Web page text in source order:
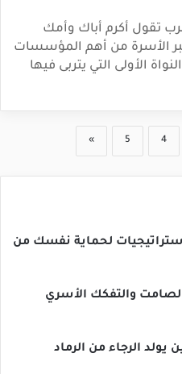
تقول أكرم أباك وأمك
الأسرة من أهم المؤسسات
الأولى التي يتربى فيها
4
5
»
لحماية نفسك من
الصامت والتفكك الأسري
يولد الرجاء من الرماد